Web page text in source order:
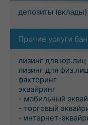
депозиты
Прочие услуги
лизинг для юр.лиц
лизинг для физ.лиц
факторинг
эквайринг
- мобильный
- торговый
- интернет-